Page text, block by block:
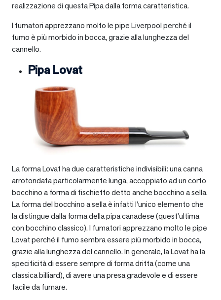
realizzazione di questa Pipa dalla forma caratteristica.
I fumatori apprezzano molto le pipe Liverpool perché il
fumo è più morbido in bocca, grazie alla lunghezza del
cannello.
Pipa Lovat
La forma Lovat ha due caratteristiche indivisibili: una canna
arrotondata particolarmente lunga, accoppiato ad un corto
bocchino a forma di fischietto detto anche bocchino a sella.
La forma del bocchino a sella è infatti l’unico elemento che
la distingue dalla forma della pipa canadese (quest’ultima
con bocchino classico). I fumatori apprezzano molto le pipe
Lovat perché il fumo sembra essere più morbido in bocca,
grazie alla lunghezza del cannello. In generale, la Lovat ha la
specificità di essere sempre di forma dritta (come una
classica billiard), di avere una presa gradevole e di essere
facile da fumare.